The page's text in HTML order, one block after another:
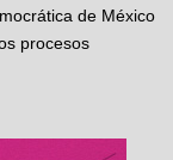
de México
procesos